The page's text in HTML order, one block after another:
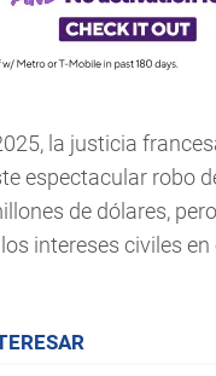
la justicia
espectacular robo
de dólares,
intereses civiles